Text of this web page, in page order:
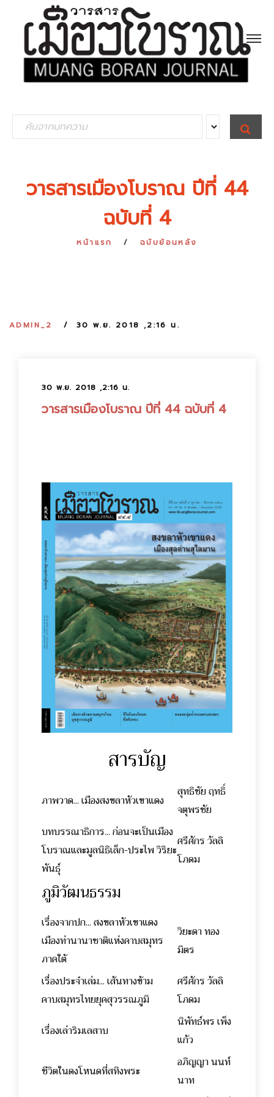
e
S
E
A
วารสารเมืองโบราณ ปีที่ 44
ฉบับที่ 4
หน้าแรก ฉบับย้อนหลัง
ADMIN_2 30 พ.ย. 2018 ,2:16 น.
30 พ.ย. 2018 ,2:16 น.
วารสารเมืองโบราณ ปีที่ 44 ฉบับที่ 4
สารบัญ
ภาพวาด... เมืองสงขลาหัวเขาแดง
สุทธิชัย ฤทธิ์
จตุพรชัย
บทบรรณาธิการ... ก่อนจะเป็นเมือง
โบราณและมูลนิธิเล็ก-ประไพ วิริยะ
พันธุ์
ศรีศักร วัลลิ
โภดม
ภูมิวัฒนธรรม
เรื่องจากปก... สงขลาหัวเขาแดง
เมืองท่านานาชาติแห่งคาบสมุทร
ภาคใต้
วิยะดา ทอง
มิตร
เรื่องประจำเล่ม... เส้นทางข้าม
คาบสมุทรไทยยุคสุวรรณภูมิ
ศรีศักร วัลลิ
โภดม
เรื่องเล่าริมเลสาบ
นิพัทธ์พร เพ็ง
แก้ว
ชีวิตในดงโหนดที่สทิงพระ
อภิญญา นนท์
นาท